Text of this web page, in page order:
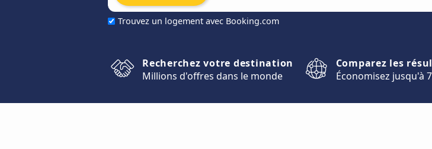
Trouvez un logement avec Booking.com
Recherchez votre destination
Millions d'offres dans le monde
Comparez les
Économisez jusqu'à